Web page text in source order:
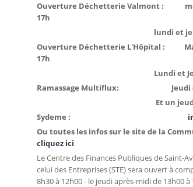
Ouverture Déchetterie Valmont :
17h
lundi et
Ouverture Déchetterie L'Hôpital :
17h
Lundi et Jeudi de
Ramassage Multiflux: Jeudi (si
Et un
Sydeme :
Ou toutes les infos sur le site de la
cliquez ici
Le Centre des Finances Publiques de Saint-
celui des Entreprises (STE) sera ouvert à
8h30 à 12h00 - le jeudi après-midi de 13h00 à